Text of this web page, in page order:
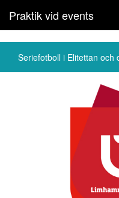
Praktik vid events
Seriefotboll i Elitettan och